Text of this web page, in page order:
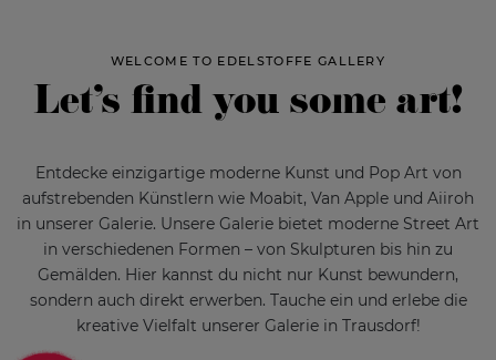
WELCOME TO EDELSTOFFE GALLERY
Let’s find you some art!
Entdecke einzigartige moderne Kunst und Pop Art von
aufstrebenden Künstlern wie Moabit, Van Apple und Aiiroh
in unserer Galerie. Unsere Galerie bietet moderne Street Art
in verschiedenen Formen – von Skulpturen bis hin zu
Gemälden. Hier kannst du nicht nur Kunst bewundern,
sondern auch direkt erwerben. Tauche ein und erlebe die
kreative Vielfalt unserer Galerie in Trausdorf!